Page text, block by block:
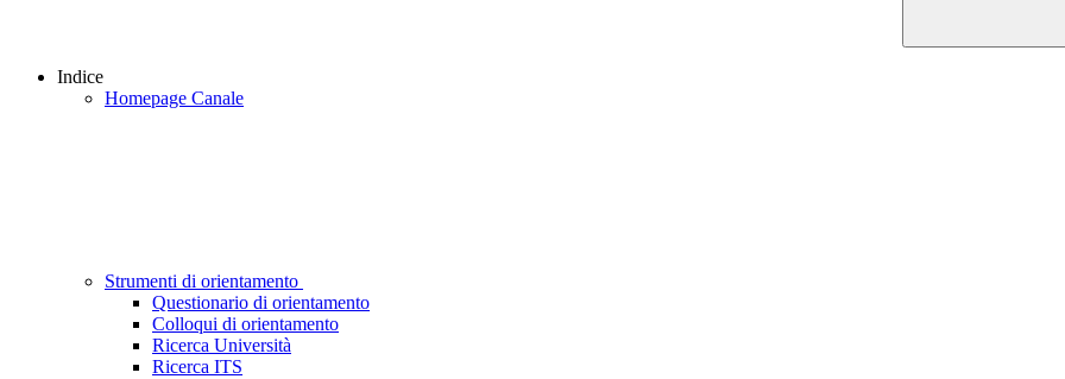
Indice
Homepage Canale
Strumenti di orientamento
Questionario di orientamento
Colloqui di orientamento
Ricerca Università
Ricerca ITS